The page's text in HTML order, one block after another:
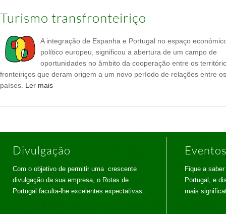
Turismo transfronteiriço
A integração de Espanha e Portugal no espaço
político europeu, significou a abertura de um campo de
oportunidades no âmbito da cooperação entre os
fronteiriços que deram origem a um novo período de relações entre
países. Ler mais
Divulgação
Com o objetivo de permitir uma crescente
divulgação da sua empresa, o Rotas de
Portugal faculta-lhe excelentes expectativas...
Eventos
Fique a
Portugal, e
mais